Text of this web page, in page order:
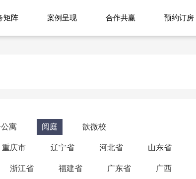
矩阵 案例呈现 合作共赢 预约订房
寓 阅庭 歆微校
重庆市 辽宁省 河北省 山东省
浙江省 福建省 广东省 广西